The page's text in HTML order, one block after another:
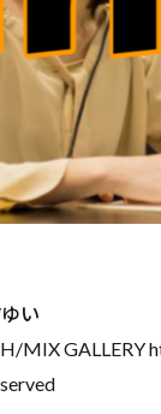
い
MIX GALLERY